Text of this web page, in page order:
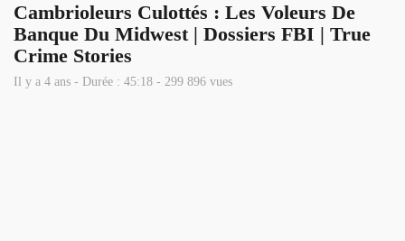
Cambrioleurs Culottés : Les Voleurs De
Banque Du Midwest | Dossiers FBI | True
Crime Stories
Il y a 4 ans - Durée : 45:18 - 299 896 vues